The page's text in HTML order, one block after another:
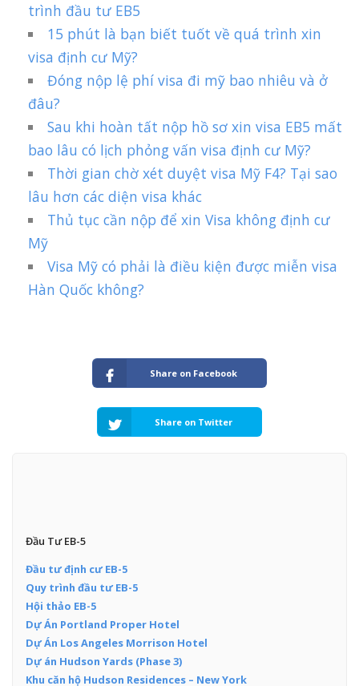
trình đầu tư EB5
15 phút là bạn biết tuốt về quá trình xin
visa định cư Mỹ?
Đóng nộp lệ phí visa đi mỹ bao nhiêu và ở
đâu?
Sau khi hoàn tất nộp hồ sơ xin visa EB5 mất
bao lâu có lịch phỏng vấn visa định cư Mỹ?
Thời gian chờ xét duyệt visa Mỹ F4? Tại sao
lâu hơn các diện visa khác
Thủ tục cần nộp để xin Visa không định cư
Mỹ
Visa Mỹ có phải là điều kiện được miễn visa
Hàn Quốc không?
Share on Facebook
Share on Twitter
Đầu Tư EB-5
Đầu tư định cư EB-5
Quy trình đầu tư EB-5
Hội thảo EB-5
Dự Án Portland Proper Hotel
Dự Án Los Angeles Morrison Hotel
Dự án Hudson Yards (Phase 3)
Khu căn hộ Hudson Residences – New York